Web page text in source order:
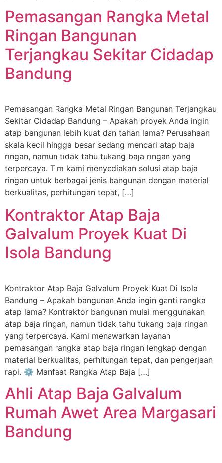
Pemasangan Rangka Metal
Ringan Bangunan
Terjangkau Sekitar Cidadap
Bandung
Pemasangan Rangka Metal Ringan Bangunan Terjangkau
Sekitar Cidadap Bandung – Apakah proyek Anda ingin
atap bangunan lebih kuat dan tahan lama? Perusahaan
skala kecil hingga besar sedang mencari atap baja
ringan, namun tidak tahu tukang baja ringan yang
terpercaya. Tim kami menyediakan solusi atap baja
ringan untuk berbagai jenis bangunan dengan material
berkualitas, perhitungan tepat, […]
Kontraktor Atap Baja
Galvalum Proyek Kuat Di
Isola Bandung
Kontraktor Atap Baja Galvalum Proyek Kuat Di Isola
Bandung – Apakah bangunan Anda ingin ganti rangka
atap lama? Kontraktor bangunan mulai menggunakan
atap baja ringan, namun tidak tahu tukang baja ringan
yang terpercaya. Kami menawarkan layanan
pemasangan rangka atap baja ringan lengkap dengan
material berkualitas, perhitungan tepat, dan pengerjaan
rapi. ⚙️ Manfaat Rangka Atap Baja […]
Ahli Atap Baja Galvalum
Rumah Awet Area Margasari
Bandung